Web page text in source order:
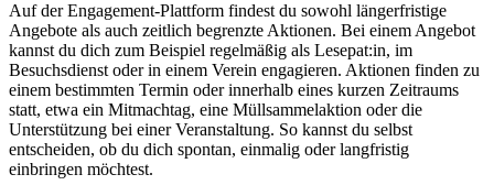
Auf der Engagement-Plattform findest du sowohl längerfristige
Angebote als auch zeitlich begrenzte Aktionen. Bei einem Angebot
kannst du dich zum Beispiel regelmäßig als Lesepat:in, im
Besuchsdienst oder in einem Verein engagieren. Aktionen finden zu
einem bestimmten Termin oder innerhalb eines kurzen Zeitraums
statt, etwa ein Mitmachtag, eine Müllsammelaktion oder die
Unterstützung bei einer Veranstaltung. So kannst du selbst
entscheiden, ob du dich spontan, einmalig oder langfristig
einbringen möchtest.